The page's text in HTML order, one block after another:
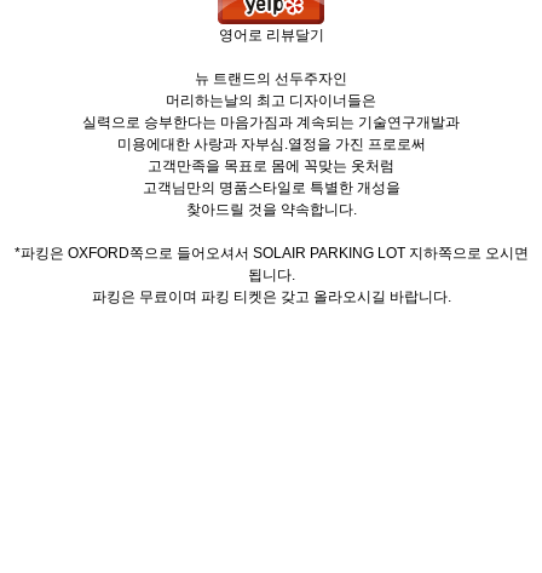
영어로 리뷰달기
뉴 트랜드의 선두주자인
머리하는날의 최고 디자이너들은
실력으로 승부한다는 마음가짐과 계속되는 기술연구개발과
미용에대한 사랑과 자부심.열정을 가진 프로로써
고객만족을 목표로 몸에 꼭맞는 옷처럼
고객님만의 명품스타일로 특별한 개성을
찾아드릴 것을 약속합니다.
*파킹은 OXFORD쪽으로 들어오셔서 SOLAIR PARKING LOT 지하쪽으로 오시면
됩니다.
파킹은 무료이며 파킹 티켓은 갖고 올라오시길 바랍니다.